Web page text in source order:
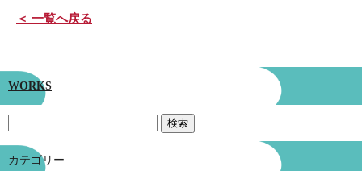
＜ 一覧へ戻る
WORKS
カテゴリー